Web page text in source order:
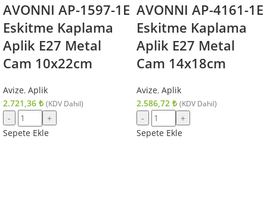
AVONNI AP-1597-1E
Eskitme Kaplama
Aplik E27 Metal
Cam 10x22cm
Avize, Aplik
2.721,36 ₺ (KDV Dahil)
Sepete Ekle
AVONNI AP-4161-1E
Eskitme Kaplama
Aplik E27 Metal
Cam 14x18cm
Avize, Aplik
2.586,72 ₺ (KDV Dahil)
Sepete Ekle